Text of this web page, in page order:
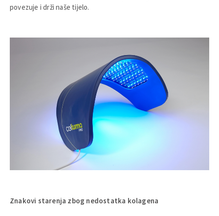
povezuje i drži naše tijelo.
Znakovi starenja zbog nedostatka kolagena